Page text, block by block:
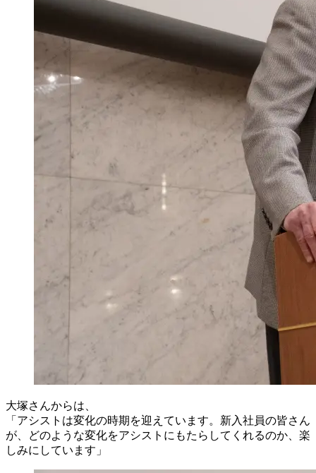
大塚さんからは、
「アシストは変化の時期を迎えています。新入社員の皆さん
が、どのような変化をアシストにもたらしてくれるのか、楽
しみにしています」